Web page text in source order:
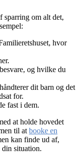
sparring om alt det,
hvor
og hvilke du
dit barn og det
for.
fast i dem.
at holde hovedet
til at booke en
kan finde ud af,
situation.